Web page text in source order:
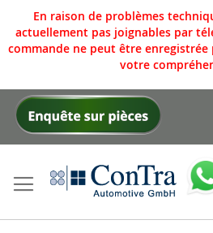
En raison de problèmes
actuellement pas joignables par
commande ne peut être
votre
Allez